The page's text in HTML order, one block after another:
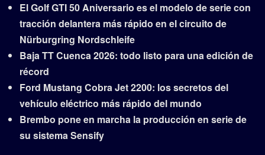
El Golf GTI 50 Aniversario es el modelo de serie con
tracción delantera más rápido en el circuito de
Nürburgring Nordschleife
Baja TT Cuenca 2026: todo listo para una edición de
récord
Ford Mustang Cobra Jet 2200: los secretos del
vehículo eléctrico más rápido del mundo
Brembo pone en marcha la producción en serie de
su sistema Sensify